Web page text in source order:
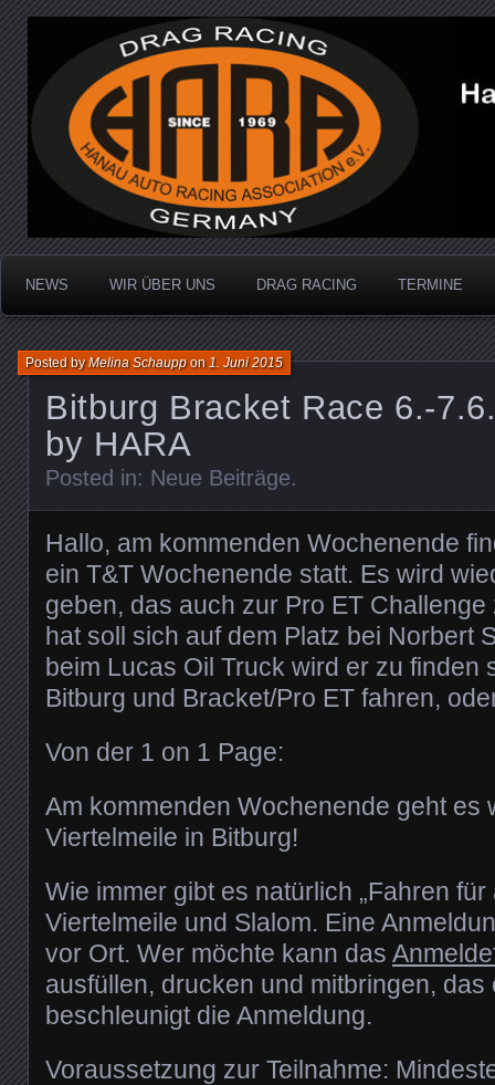
Hanau Auto Racing
Dragracing auf der 1/4 Meile
NEWS WIR ÜBER UNS DRAG RACING TERMINE
Bitburg Bracket Race 6.-
by HARA
Posted byMelina Schauppon1. Juni 2015
Posted in: Neue Beiträge.
Hallo, am kommenden Wochenende
ein T&T Wochenende statt. Es wird
geben, das auch zur Pro ET
hat soll sich auf dem Platz bei Norbert
beim Lucas Oil Truck wird er zu finden
Bitburg und Bracket/Pro ET fahren,
Von der 1 on 1 Page:
Am kommenden Wochenende geht es
Viertelmeile in Bitburg!
Wie immer gibt es natürlich „Fahren für
Viertelmeile und Slalom. Eine
vor Ort. Wer möchte kann das
ausfüllen, drucken und mitbringen, das
beschleunigt die Anmeldung.
Voraussetzung zur Teilnahme: